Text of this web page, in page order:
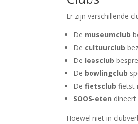
Er zijn verschillende
De museumclub
De cultuurclub
De leesclub
De bowlingclub
Defietsclub fietst
SOOS-eten
Hoewel niet in